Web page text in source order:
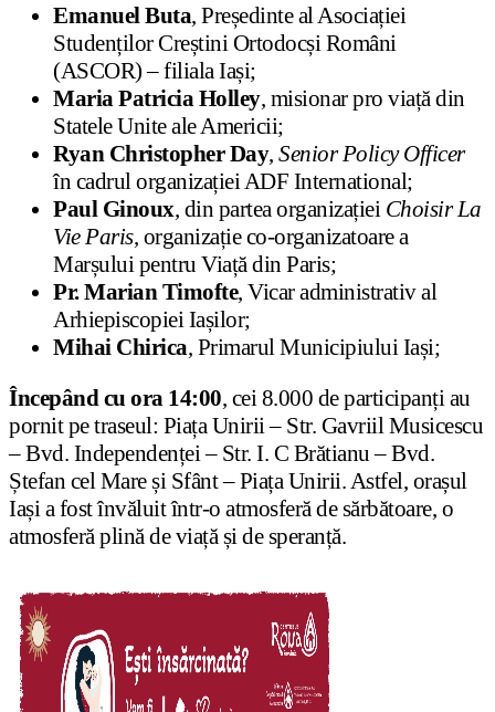
Emanuel Buta, Președinte al Asociației
Studenților Creștini Ortodocși Români
(ASCOR) – filiala Iași;
Maria Patricia Holley, misionar pro viață din
Statele Unite ale Americii;
Ryan Christopher Day, Senior Policy Officer
în cadrul organizației ADF International;
Paul Ginoux, din partea organizației Choisir La
Vie Paris, organizație co-organizatoare a
Marșului pentru Viață din Paris;
Pr. Marian Timofte, Vicar administrativ al
Arhiepiscopiei Iașilor;
Mihai Chirica, Primarul Municipiului Iași;
Începând cu ora 14:00, cei 8.000 de participanți au
pornit pe traseul: Piața Unirii – Str. Gavriil Musicescu
– Bvd. Independenței – Str. I. C Brătianu – Bvd.
Ștefan cel Mare și Sfânt – Piața Unirii. Astfel, orașul
Iași a fost învăluit într-o atmosferă de sărbătoare, o
atmosferă plină de viață și de speranță.